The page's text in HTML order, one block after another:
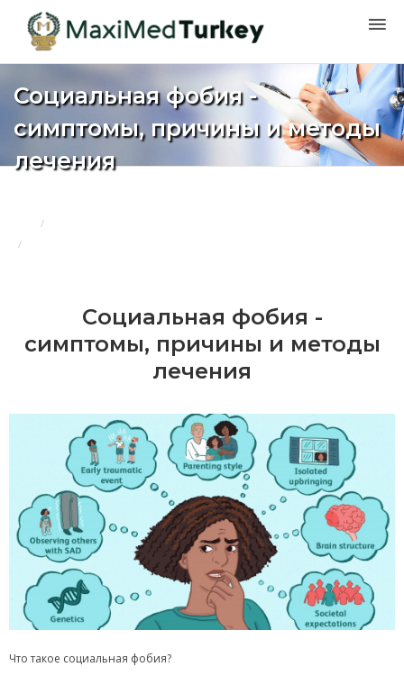
Социальная фобия -
симптомы, причины и методы
лечения
Социальная фобия -
симптомы, причины и методы
лечения
Что такое социальная фобия?